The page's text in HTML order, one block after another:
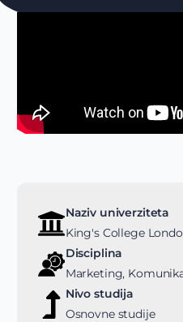
Naziv univerziteta
King's College
Disciplina
Marketing,
Nivo studija
Osnovne studije